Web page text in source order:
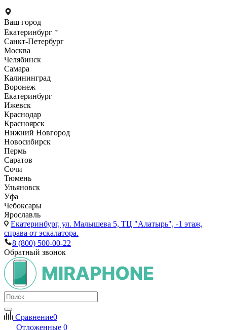
Ваш город
Екатеринбург
Санкт-Петербург
Москва
Челябинск
Самара
Калининград
Воронеж
Екатеринбург
Ижевск
Краснодар
Красноярск
Нижний Новгород
Новосибирск
Пермь
Саратов
Сочи
Тюмень
Ульяновск
Уфа
Чебоксары
Ярославль
Екатеринбург, ул. Малышева 5, ТЦ "Алатырь", -1 этаж,
справа от эскалатора.
8 (800) 500-00-22
Обратный звонок
Сравнение0
Отложенные 0